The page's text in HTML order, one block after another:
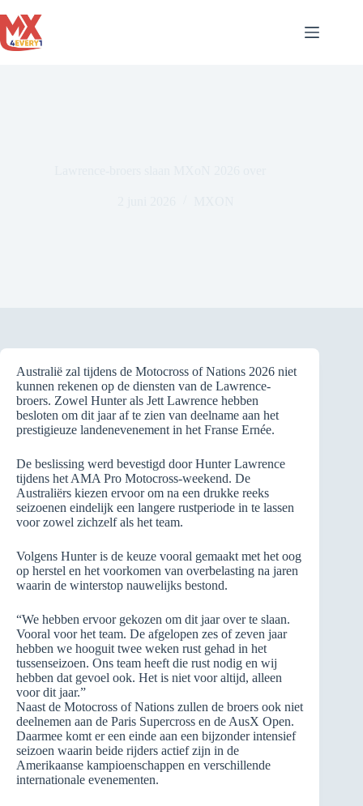
naar
de
inhoud
Australië zal tijdens de Motocross of Nations 2026 niet
kunnen rekenen op de diensten van de Lawrence-
broers. Zowel Hunter als Jett Lawrence hebben
besloten om dit jaar af te zien van deelname aan het
prestigieuze landenevenement in het Franse Ernée.
De beslissing werd bevestigd door Hunter Lawrence
tijdens het AMA Pro Motocross-weekend. De
Australiërs kiezen ervoor om na een drukke reeks
seizoenen eindelijk een langere rustperiode in te lassen
voor zowel zichzelf als het team.
Volgens Hunter is de keuze vooral gemaakt met het oog
op herstel en het voorkomen van overbelasting na jaren
waarin de winterstop nauwelijks bestond.
“We hebben ervoor gekozen om dit jaar over te slaan.
Vooral voor het team. De afgelopen zes of zeven jaar
hebben we hooguit twee weken rust gehad in het
tussenseizoen. Ons team heeft die rust nodig en wij
hebben dat gevoel ook. Het is niet voor altijd, alleen
voor dit jaar.”
Naast de Motocross of Nations zullen de broers ook niet
deelnemen aan de Paris Supercross en de AusX Open.
Daarmee komt er een einde aan een bijzonder intensief
seizoen waarin beide rijders actief zijn in de
Amerikaanse kampioenschappen en verschillende
internationale evenementen.